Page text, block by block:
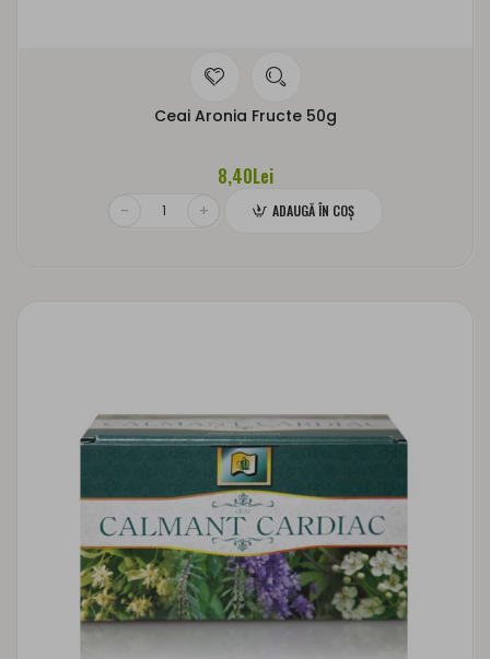
Ceai Aronia Fructe 50g
8,40Lei
ADAUGĂ ÎN COŞ